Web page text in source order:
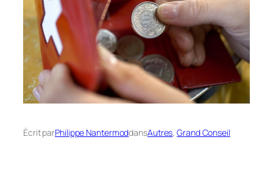
Écrit parPhilippe NantermoddansAutres, Grand Conseil